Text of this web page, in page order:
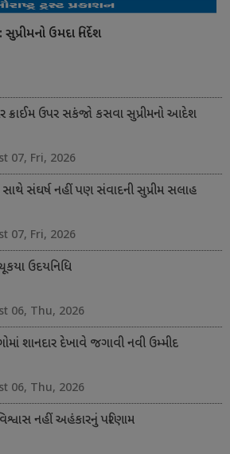
સુપ્રીમનો ઉમદા નિર્દેશ
ક્રાઈમ ઉપર સકંજો કસવા સુપ્રીમનો આદેશ
07, Fri, 2026
સાથે સંઘર્ષ નહીં પણ સંવાદની સુપ્રીમ સલાહ
07, Fri, 2026
ઉદયનિધિ
06, Thu, 2026
શાનદાર દેખાવે જગાવી નવી ઉમ્મીદ
06, Thu, 2026
નહીં અહંકારનું પરિણામ